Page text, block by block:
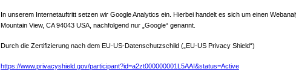
In unserem Internetauftritt setzen wir Google Analytics ein. Hierbei handelt es sich um einen
Mountain View, CA 94043 USA, nachfolgend nur „Google“ genannt.
Durch die Zertifizierung nach dem EU-US-Datenschutzschild („EU-US Privacy Shield“)
https://www.privacyshield.gov/participant?id=a2zt000000001L5AAI&status=Active